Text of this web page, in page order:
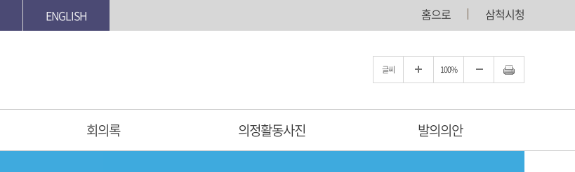
ENGLISH 홈으로 삼척시청
글씨 100%
회의록 의정활동사진 발의의안